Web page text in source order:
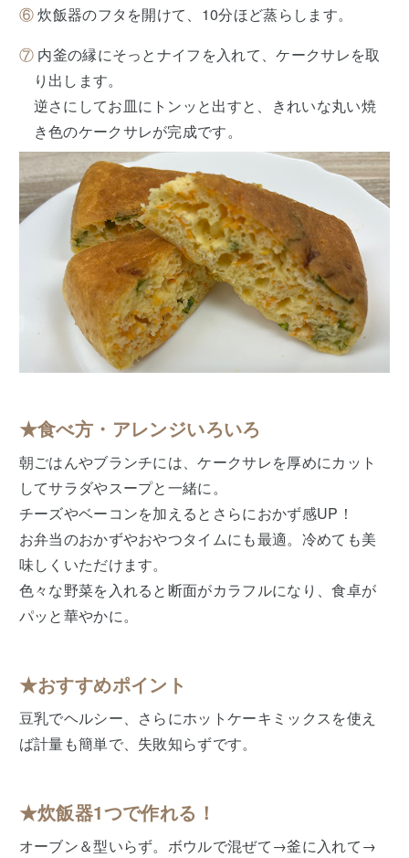
⑥炊飯器のフタを開けて、10分ほど蒸らします。
⑦内釜の縁にそっとナイフを入れて、ケークサレを取
り出します。
逆さにしてお皿にトンッと出すと、きれいな丸い焼
き色のケークサレが完成です。
★食べ方・アレンジいろいろ
朝ごはんやブランチには、ケークサレを厚めにカット
してサラダやスープと一緒に。
チーズやベーコンを加えるとさらにおかず感UP！
お弁当のおかずやおやつタイムにも最適。冷めても美
味しくいただけます。
色々な野菜を入れると断面がカラフルになり、食卓が
パッと華やかに。
★おすすめポイント
豆乳でヘルシー、さらにホットケーキミックスを使え
ば計量も簡単で、失敗知らずです。
★炊飯器1つで作れる！
オーブン＆型いらず。ボウルで混ぜて→釜に入れて→